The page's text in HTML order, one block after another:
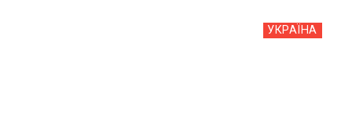
УКРАЇНА